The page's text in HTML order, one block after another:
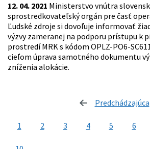
12. 04. 2021 Ministerstvo vnútra
sprostredkovateľský orgán pre časť
Ľudské zdroje si dovoľuje informovať
výzvy zameranej na podporu prístupu k
prostredí MRK s kódom OPLZ-PO6-
cieľom úprava samotného dokumentu
zníženia alokácie.
Predchádzajúca
1 2 3 4 5 6